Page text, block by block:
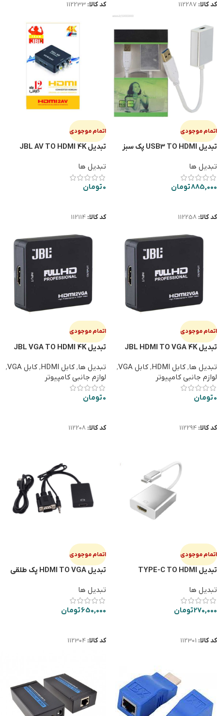
کد کالا: 112287
کد کالا: 112233
اتمام موجودی
تبدیل USB3 TO HDMI پک سبز
تبدیل ها
885,000تومان
کد کالا: 112258
اتمام موجودی
تبدیل JBL AV TO HDMI 4K
تبدیل ها
0تومان
کد کالا: 112114
اتمام موجودی
تبدیل JBL HDMI TO VGA 4K
تبدیل ها, کابل HDMI , کابل VGA
,
لوازم جانبی کامپیوتر
0تومان
کد کالا: 112294
اتمام موجودی
تبدیل JBL VGA TO HDMI 4K
تبدیل ها, کابل HDMI , کابل VGA
,
لوازم جانبی کامپیوتر
0تومان
کد کالا: 112208
اتمام موجودی
تبدیل TYPE-C TO HDMI
تبدیل ها
270,000تومان
کد کالا: 112301
اتمام موجودی
تبدیل HDMI TO VGA پک طلقی
تبدیل ها
650,000تومان
کد کالا: 112304